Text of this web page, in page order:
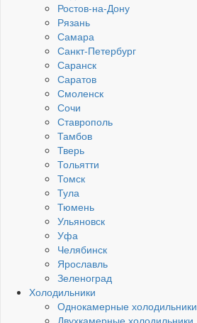
Ростов-на-Дону
Рязань
Самара
Санкт-Петербург
Саранск
Саратов
Смоленск
Сочи
Ставрополь
Тамбов
Тверь
Тольятти
Томск
Тула
Тюмень
Ульяновск
Уфа
Челябинск
Ярославль
Зеленоград
Холодильники
Однокамерные холодильники
Двухкамерные холодильники